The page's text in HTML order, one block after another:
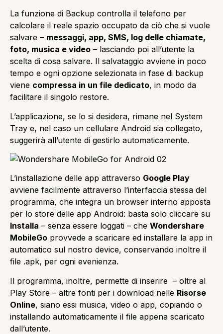
La funzione di Backup controlla il telefono per
calcolare il reale spazio occupato da ciò che si vuole
salvare – messaggi, app, SMS, log delle chiamate,
foto, musica e video – lasciando poi all’utente la
scelta di cosa salvare. Il salvataggio avviene in poco
tempo e ogni opzione selezionata in fase di backup
viene compressa in un file dedicato, in modo da
facilitare il singolo restore.
L’applicazione, se lo si desidera, rimane nel System
Tray e, nel caso un cellulare Android sia collegato,
suggerirà all’utente di gestirlo automaticamente.
L’installazione delle app attraverso Google Play
avviene facilmente attraverso l’interfaccia stessa del
programma, che integra un browser interno apposta
per lo store delle app Android: basta solo cliccare su
Installa – senza essere loggati – che Wondershare
MobileGo provvede a scaricare ed installare la app in
automatico sul nostro device, conservando inoltre il
file .apk, per ogni evenienza.
Il programma, inoltre, permette di inserire – oltre al
Play Store – altre fonti per i download nelle Risorse
Online, siano essi musica, video o app, copiando o
installando automaticamente il file appena scaricato
dall’utente.